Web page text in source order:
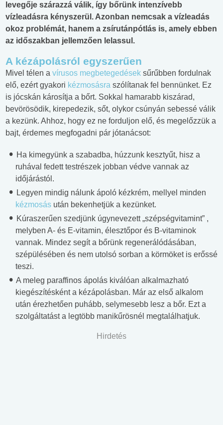
levegője szárazzá válik, így bőrünk intenzívebb
vízleadásra kényszerül. Azonban nemcsak a vízleadás
okoz problémát, hanem a zsírutánpótlás is, amely ebben
az időszakban jellemzően lelassul.
A kézápolásról egyszerűen
Mivel télen a vírusos megbetegedések sűrűbben fordulnak
elő, ezért gyakori kézmosásra szólítanak fel bennünket. Ez
is jócskán károsítja a bőrt. Sokkal hamarabb kiszárad,
bevörösödik, kirepedezik, sőt, olykor csúnyán sebessé válik
a kezünk. Ahhoz, hogy ez ne forduljon elő, és megelőzzük a
bajt, érdemes megfogadni pár jótanácsot:
Ha kimegyünk a szabadba, húzzunk kesztyűt, hisz a
ruhával fedett testrészek jobban védve vannak az
időjárástól.
Legyen mindig nálunk ápoló kézkrém, mellyel minden
kézmosás után bekenhetjük a kezünket.
Kúraszerűen szedjünk úgynevezett „szépségvitamint” ,
melyben A- és E-vitamin, élesztőpor és B-vitaminok
vannak. Mindez segít a bőrünk regenerálódásában,
szépülésében és nem utolsó sorban a körmöket is erőssé
teszi.
A meleg paraffinos ápolás kiválóan alkalmazható
kiegészítésként a kézápolásban. Már az első alkalom
után érezhetően puhább, selymesebb lesz a bőr. Ezt a
szolgáltatást a legtöbb manikűrösnél megtalálhatjuk.
Hirdetés